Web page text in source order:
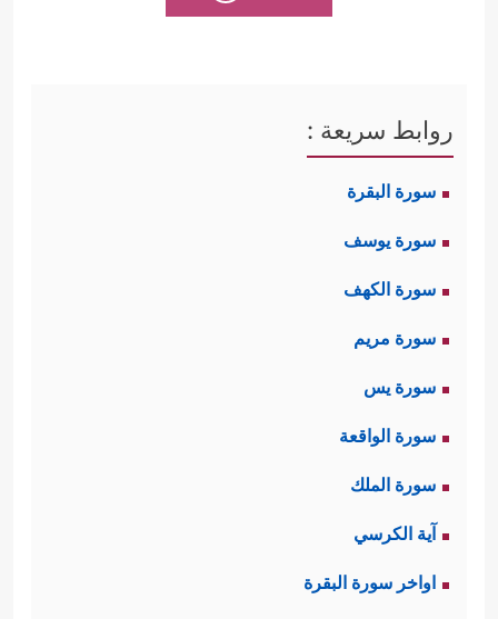
روابط سريعة :
سورة البقرة
سورة يوسف
سورة الكهف
سورة مريم
سورة يس
سورة الواقعة
سورة الملك
آية الكرسي
اواخر سورة البقرة